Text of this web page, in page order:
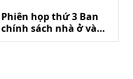
họp thứ 3 Ban
sách nhà ở và
động sản